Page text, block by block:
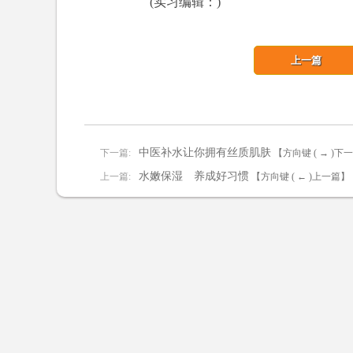
下一篇: 中医补水让你拥有丝质肌肤 【方向键 ( → )下一
上一篇: 水嫩保湿 养成好习惯
上一篇
【方向键 ( ← )上一篇】